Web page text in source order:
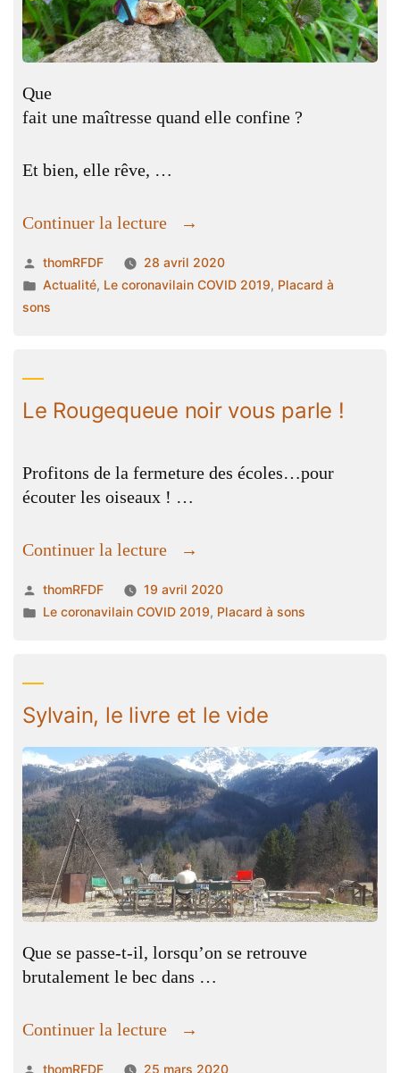
Que
fait une maîtresse quand elle confine ?
Et bien, elle rêve, …
Continuer la lecture
« Complainte
maîtresse
du
Publié
par
thomRFDF
28 avril 2020
Publié
dans
Actualité, Le coronavilain COVID 2019, Placard à
sons
Le Rougequeue noir vous parle !
Profitons de la fermeture des écoles…pour
écouter les oiseaux ! …
Continuer la lecture
« Le
noir
vous
Publié
par
thomRFDF
19 avril 2020
Publié
Le coronavilain COVID 2019, Placard à sons
Sylvain, le livre et le vide
Que se passe-t-il, lorsqu’on se retrouve
brutalement le bec dans …
Continuer la lecture
« Sylvain,
Publié
thomRFDF
25 mars 2020